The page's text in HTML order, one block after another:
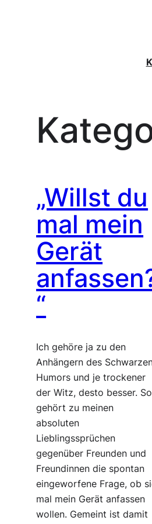
„Willst du
mal mein
Gerät
“
Ich gehöre ja zu den
Anhängern des
Humors und je trockener
der Witz, desto besser. So
gehört zu meinen
absoluten
Lieblingssprüchen
gegenüber Freunden und
Freundinnen die spontan
eingeworfene Frage, ob
mal mein Gerät anfassen
wollen. Gemeint ist damit